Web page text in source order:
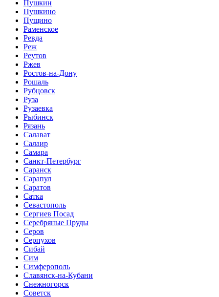
Пушкин
Пушкино
Пущино
Раменское
Ревда
Реж
Реутов
Ржев
Ростов-на-Дону
Рошаль
Рубцовск
Руза
Рузаевка
Рыбинск
Рязань
Салават
Салаир
Самара
Санкт-Петербург
Саранск
Сарапул
Саратов
Сатка
Севастополь
Сергиев Посад
Серебряные Пруды
Серов
Серпухов
Сибай
Сим
Симферополь
Славянск-на-Кубани
Снежногорск
Советск